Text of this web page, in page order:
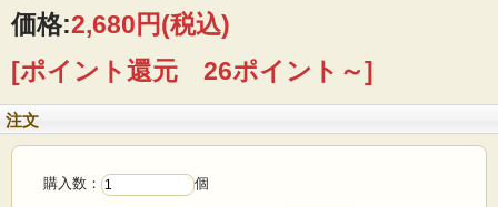
価格:2,680円(税込)
[ポイント還元 26ポイント～]
注文
購入数： 個